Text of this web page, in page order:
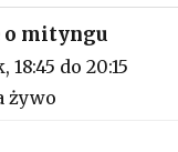
mityngu
18:45 do 20:15
żywo